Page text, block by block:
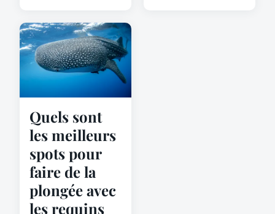
Quels sont
les meilleurs
spots pour
faire de la
plongée avec
les requins